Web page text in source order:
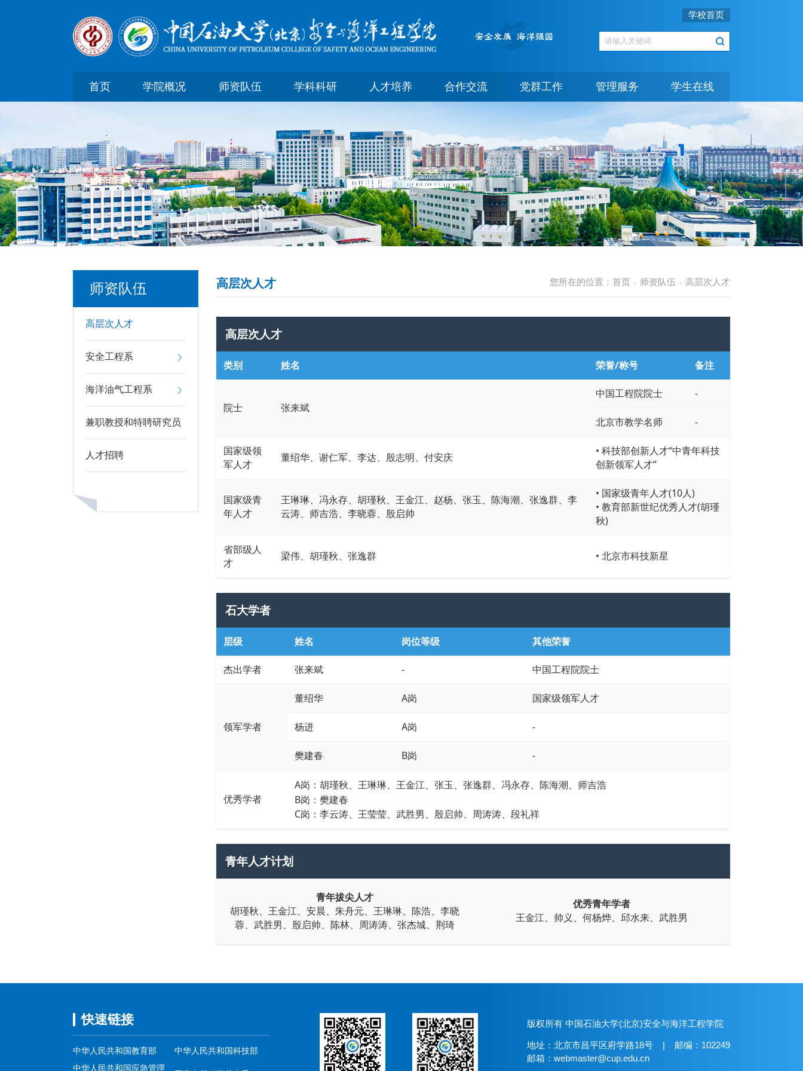
学校首页
首页 学院概况 师资队伍 学科科研 人才培养 合作交流 党群工作 管理服务 学生在线
师资队伍
高层次人才
安全工程系
海洋油气工程系
兼职教授和特聘研究员
人才招聘
您所在的位置： 首页 - 师资队伍 - 高层次人才
高层次人才
高层次人才
类别 姓名 荣誉/称号 备注
院士 张来斌
中国工程院院士 -
北京市教学名师 -
国家级领
军人才
董绍华、谢仁军、李达、殷志明、付安庆
• 科技部创新人才“中青年科技
创新领军人才”
国家级青
年人才
王琳琳、冯永存、胡瑾秋、王金江、赵杨、张玉、陈海潮、张逸群、李
云涛、师吉浩、李晓蓉、殷启帅
• 国家级青年人才(10人)
• 教育部新世纪优秀人才(胡瑾
秋)
省部级人
才
梁伟、胡瑾秋、张逸群 • 北京市科技新星
石大学者
层级 姓名 岗位等级 其他荣誉
杰出学者 张来斌 - 中国工程院院士
领军学者
董绍华 A岗 国家级领军人才
杨进 A岗 -
樊建春 B岗 -
优秀学者
A岗：胡瑾秋、王琳琳、王金江、张玉、张逸群、冯永存、陈海潮、师吉浩
B岗：樊建春
C岗：李云涛、王莹莹、武胜男、殷启帅、周涛涛、段礼祥
青年人才计划
青年拔尖人才
胡瑾秋、王金江、安晨、朱舟元、王琳琳、陈浩、李晓
蓉、武胜男、殷启帅、陈林、周涛涛、张杰城、荆琦
优秀青年学者
王金江、帅义、何杨烨、邱水来、武胜男
快速链接
中华人民共和国教育部
中华人民共和国科技部
中华人民共和国应急管理
版权所有 中国石油大学(北京)安全与海洋工程学院
地址：北京市昌平区府学路18号 | 邮编：102249
邮箱：webmaster@cup.edu.cn